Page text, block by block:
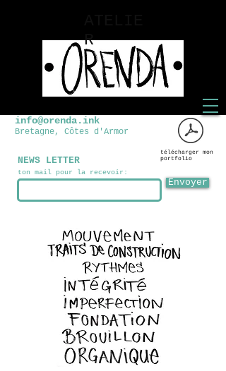
R
info@orenda.ink
Bretagne, Côtes d'Armor
NEWS LETTER
ton mail pour la recevoir:
télécharger mon
portfolio
Envoyer